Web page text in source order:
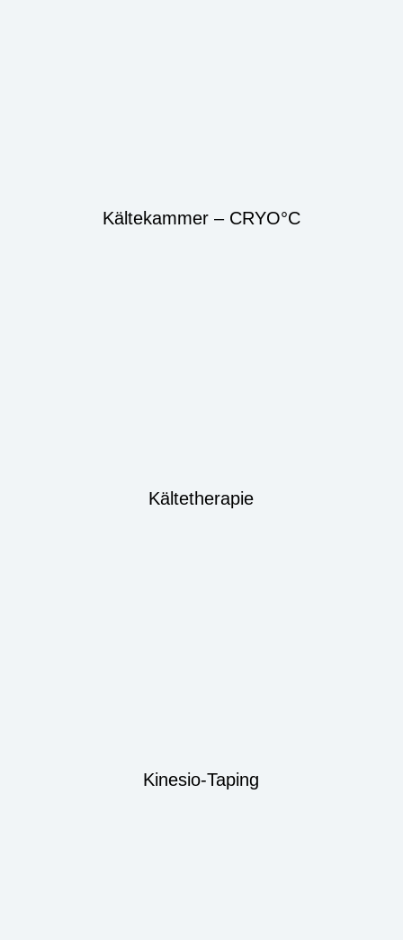
Kältekammer – CRYO°C
Kältetherapie
Kinesio-Taping